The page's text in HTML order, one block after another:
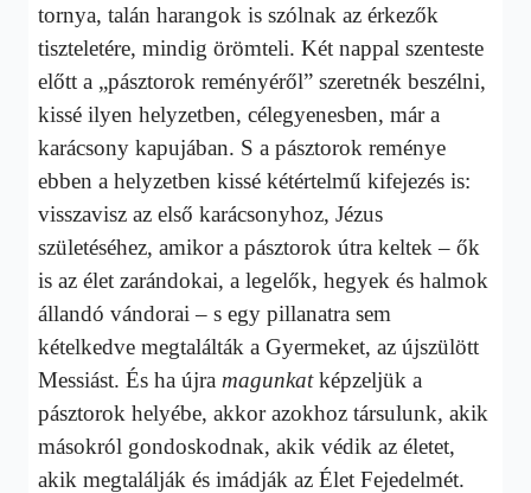
tornya, talán harangok is szólnak az érkezők
tiszteletére, mindig örömteli. Két nappal szenteste
előtt a „pásztorok reményéről” szeretnék beszélni,
kissé ilyen helyzetben, célegyenesben, már a
karácsony kapujában. S a pásztorok reménye
ebben a helyzetben kissé kétértelmű kifejezés is:
visszavisz az első karácsonyhoz, Jézus
születéséhez, amikor a pásztorok útra keltek – ők
is az élet zarándokai, a legelők, hegyek és halmok
állandó vándorai – s egy pillanatra sem
kételkedve megtalálták a Gyermeket, az újszülött
Messiást. És ha újra magunkatképzeljük a
pásztorok helyébe, akkor azokhoz társulunk, akik
másokról gondoskodnak, akik védik az életet,
akik megtalálják és imádják az Élet Fejedelmét.